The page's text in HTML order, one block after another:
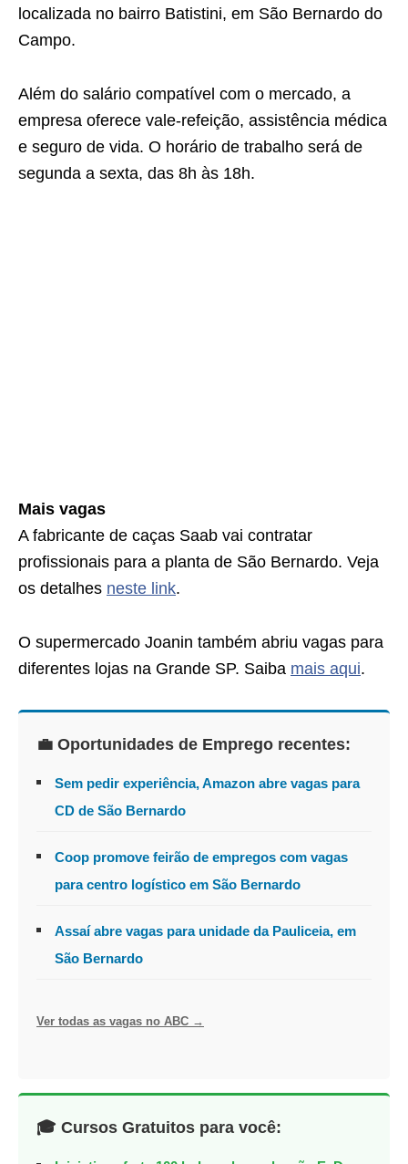
localizada no bairro Batistini, em São Bernardo do
Campo.
Além do salário compatível com o mercado, a
empresa oferece vale-refeição, assistência médica
e seguro de vida. O horário de trabalho será de
segunda a sexta, das 8h às 18h.
Mais vagas
A fabricante de caças Saab vai contratar
profissionais para a planta de São Bernardo. Veja
os detalhes neste link.
O supermercado Joanin também abriu vagas para
diferentes lojas na Grande SP. Saiba mais aqui.
💼 Oportunidades de Emprego recentes:
Sem pedir experiência, Amazon abre vagas para
CD de São Bernardo
Coop promove feirão de empregos com vagas
para centro logístico em São Bernardo
Assaí abre vagas para unidade da Pauliceia, em
São Bernardo
Ver todas as vagas no ABC →
🎓 Cursos Gratuitos para você: